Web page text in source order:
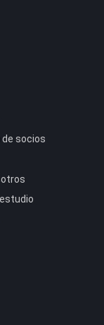
de socios